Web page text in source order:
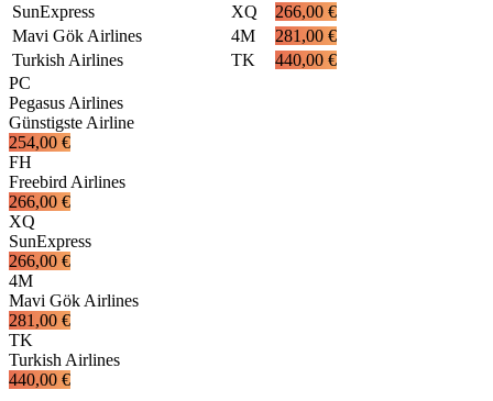
SunExpress
XQ
266,00 €
Mavi Gök Airlines
4M
281,00 €
Turkish Airlines
TK
440,00 €
PC
Pegasus Airlines
Günstigste Airline
254,00 €
FH
Freebird Airlines
266,00 €
XQ
SunExpress
266,00 €
4M
Mavi Gök Airlines
281,00 €
TK
Turkish Airlines
440,00 €